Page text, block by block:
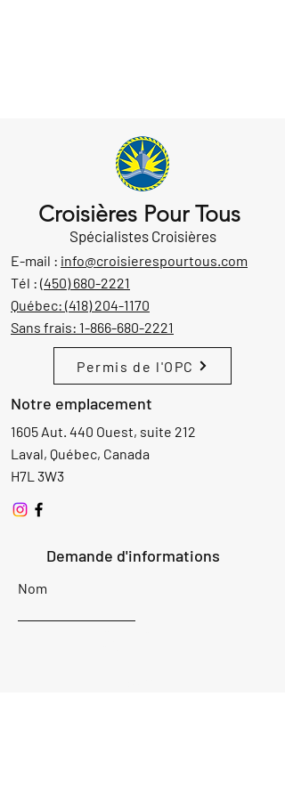
Croisières Pour Tous
Spécialistes Croisières
E-mail : info@croisierespourtous.com
Tél : (450) 680-2221
Québec: (418) 204-1170
Sans frais: 1-866-680-2221
Permis de l'OPC
Notre emplacement
1605 Aut. 440 Ouest, suite 212
Laval, Québec, Canada
H7L 3W3
Demande d'informations
Nom